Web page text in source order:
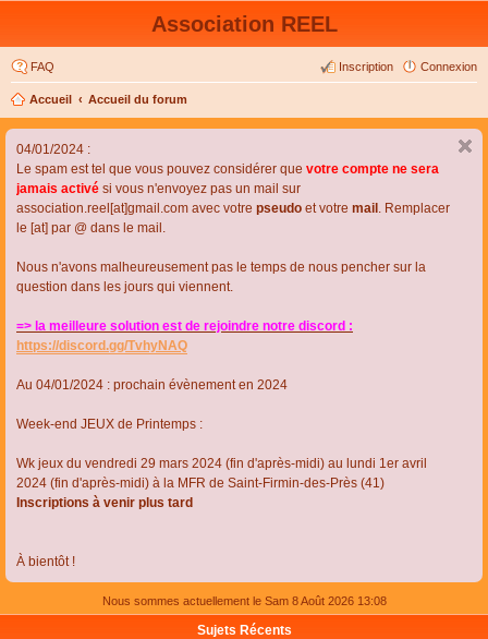
Association REEL
FAQ Connexion
Inscription
Accueil Accueil du forum
04/01/2024 :
Le spam est tel que vous pouvez considérer que votre compte ne sera
jamais activé si vous n'envoyez pas un mail sur
association.reel[at]gmail.com avec votre pseudo et votre mail . Remplacer
le [at] par @ dans le mail.
Nous n'avons malheureusement pas le temps de nous pencher sur la
question dans les jours qui viennent.
=> la meilleure solution est de rejoindre notre discord :
https://discord.gg/TvhyNAQ
Au 04/01/2024 : prochain évènement en 2024
Week-end JEUX de Printemps :
Wk jeux du vendredi 29 mars 2024 (fin d'après-midi) au lundi 1er avril
2024 (fin d'après-midi) à la MFR de Saint-Firmin-des-Près (41)
Inscriptions à venir plus tard
À bientôt !
Nous sommes actuellement le Sam 8 Août 2026 13:08
Sujets Récents